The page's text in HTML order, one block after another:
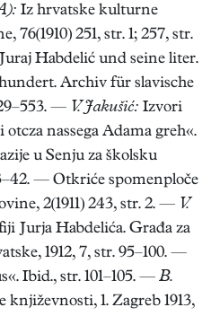
Iz hrvatske kulturne
76(1910) 251, str. 1; 257, str.
Habdelić und seine liter.
Archiv für slavische
— V. Jakušić: Izvori
nassega Adama greh«.
u Senju za školsku
3–42. — Otkriće spomenploče
2(1911) 243, str. 2. — V.
Jurja Habdelića. Građa za
1912, 7, str. 95–100. —
Ibid., str. 101–105. — B.
književnosti, 1. Zagreb 1913,